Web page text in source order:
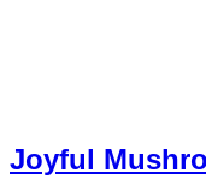
Joyful